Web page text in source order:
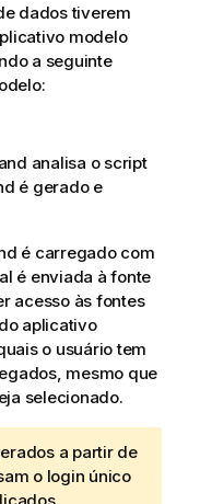
dados tiverem
modelo
a seguinte
analisa o script
é gerado e
é carregado com
é enviada à fonte
acesso às fontes
aplicativo
o usuário tem
mesmo que
selecionado.
a partir de
o login único